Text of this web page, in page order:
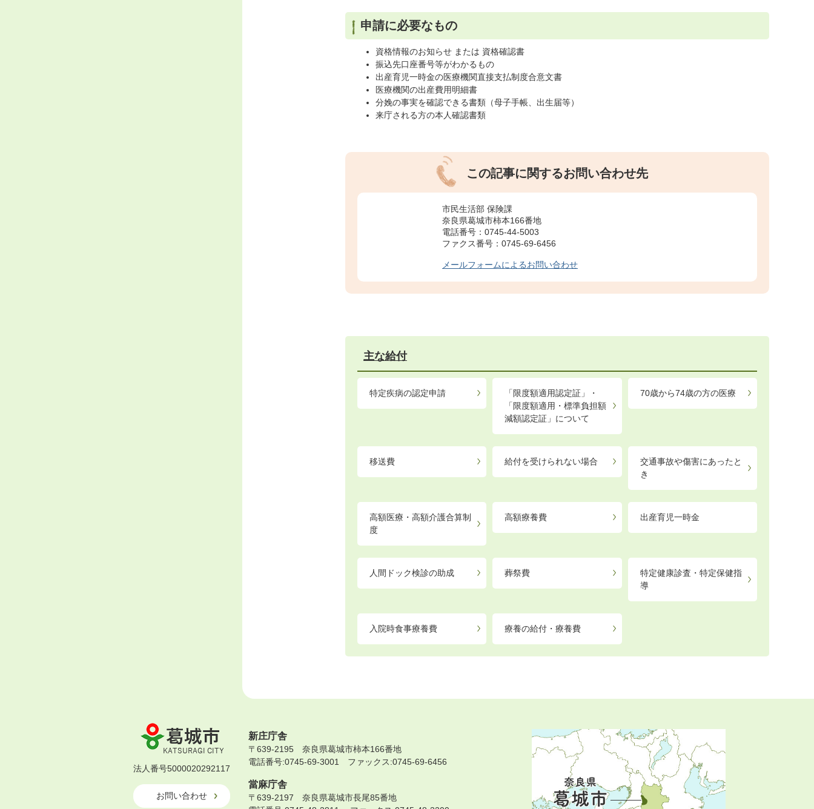
申請に必要なもの
資格情報のお知らせ または 資格確認書
振込先口座番号等がわかるもの
出産育児一時金の医療機関直接支払制度合意文書
医療機関の出産費用明細書
分娩の事実を確認できる書類（母子手帳、出生届等）
来庁される方の本人確認書類
この記事に関するお問い合わせ先
市民生活部 保険課
奈良県葛城市柿本166番地
電話番号：0745-44-5003
ファクス番号：0745-69-6456
メールフォームによるお問い合わせ
主な給付
特定疾病の認定申請
「限度額適用認定証」・
「限度額適用・標準負担額
減額認定証」について
70歳から74歳の方の医療
移送費 給付を受けられない場合
交通事故や傷害にあったと
き
高額医療・高額介護合算制
度
高額療養費 出産育児一時金
人間ドック検診の助成 葬祭費
特定健康診査・特定保健指
導
入院時食事療養費 療養の給付・療養費
葛
城
市
KATSURAGI
CITY
法人番号5000020292117
お問い合わせ
新庄庁舎
〒639-2195 奈良県葛城市柿本166番地
電話番号:0745-69-3001 ファックス:0745-69-6456
當麻庁舎
〒639-2197 奈良県葛城市長尾85番地